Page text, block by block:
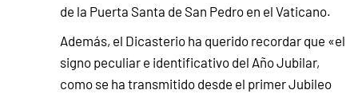
de la Puerta Santa de San Pedro en el Vaticano.
Además, el Dicasterio ha querido recordar que «el
signo peculiar e identificativo del Año Jubilar,
como se ha transmitido desde el primer Jubileo